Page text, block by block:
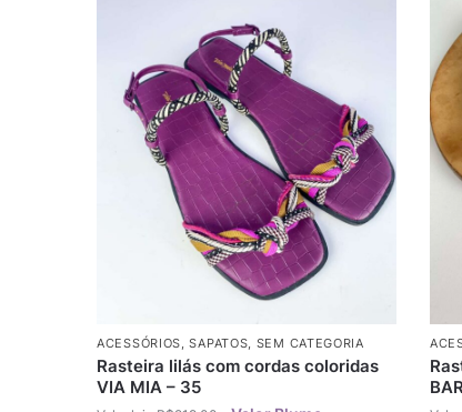
ACESSÓRIOS ,SAPATOS SEM CATEGORIA
Rasteira lilás com cordas coloridas
VIA MIA – 35